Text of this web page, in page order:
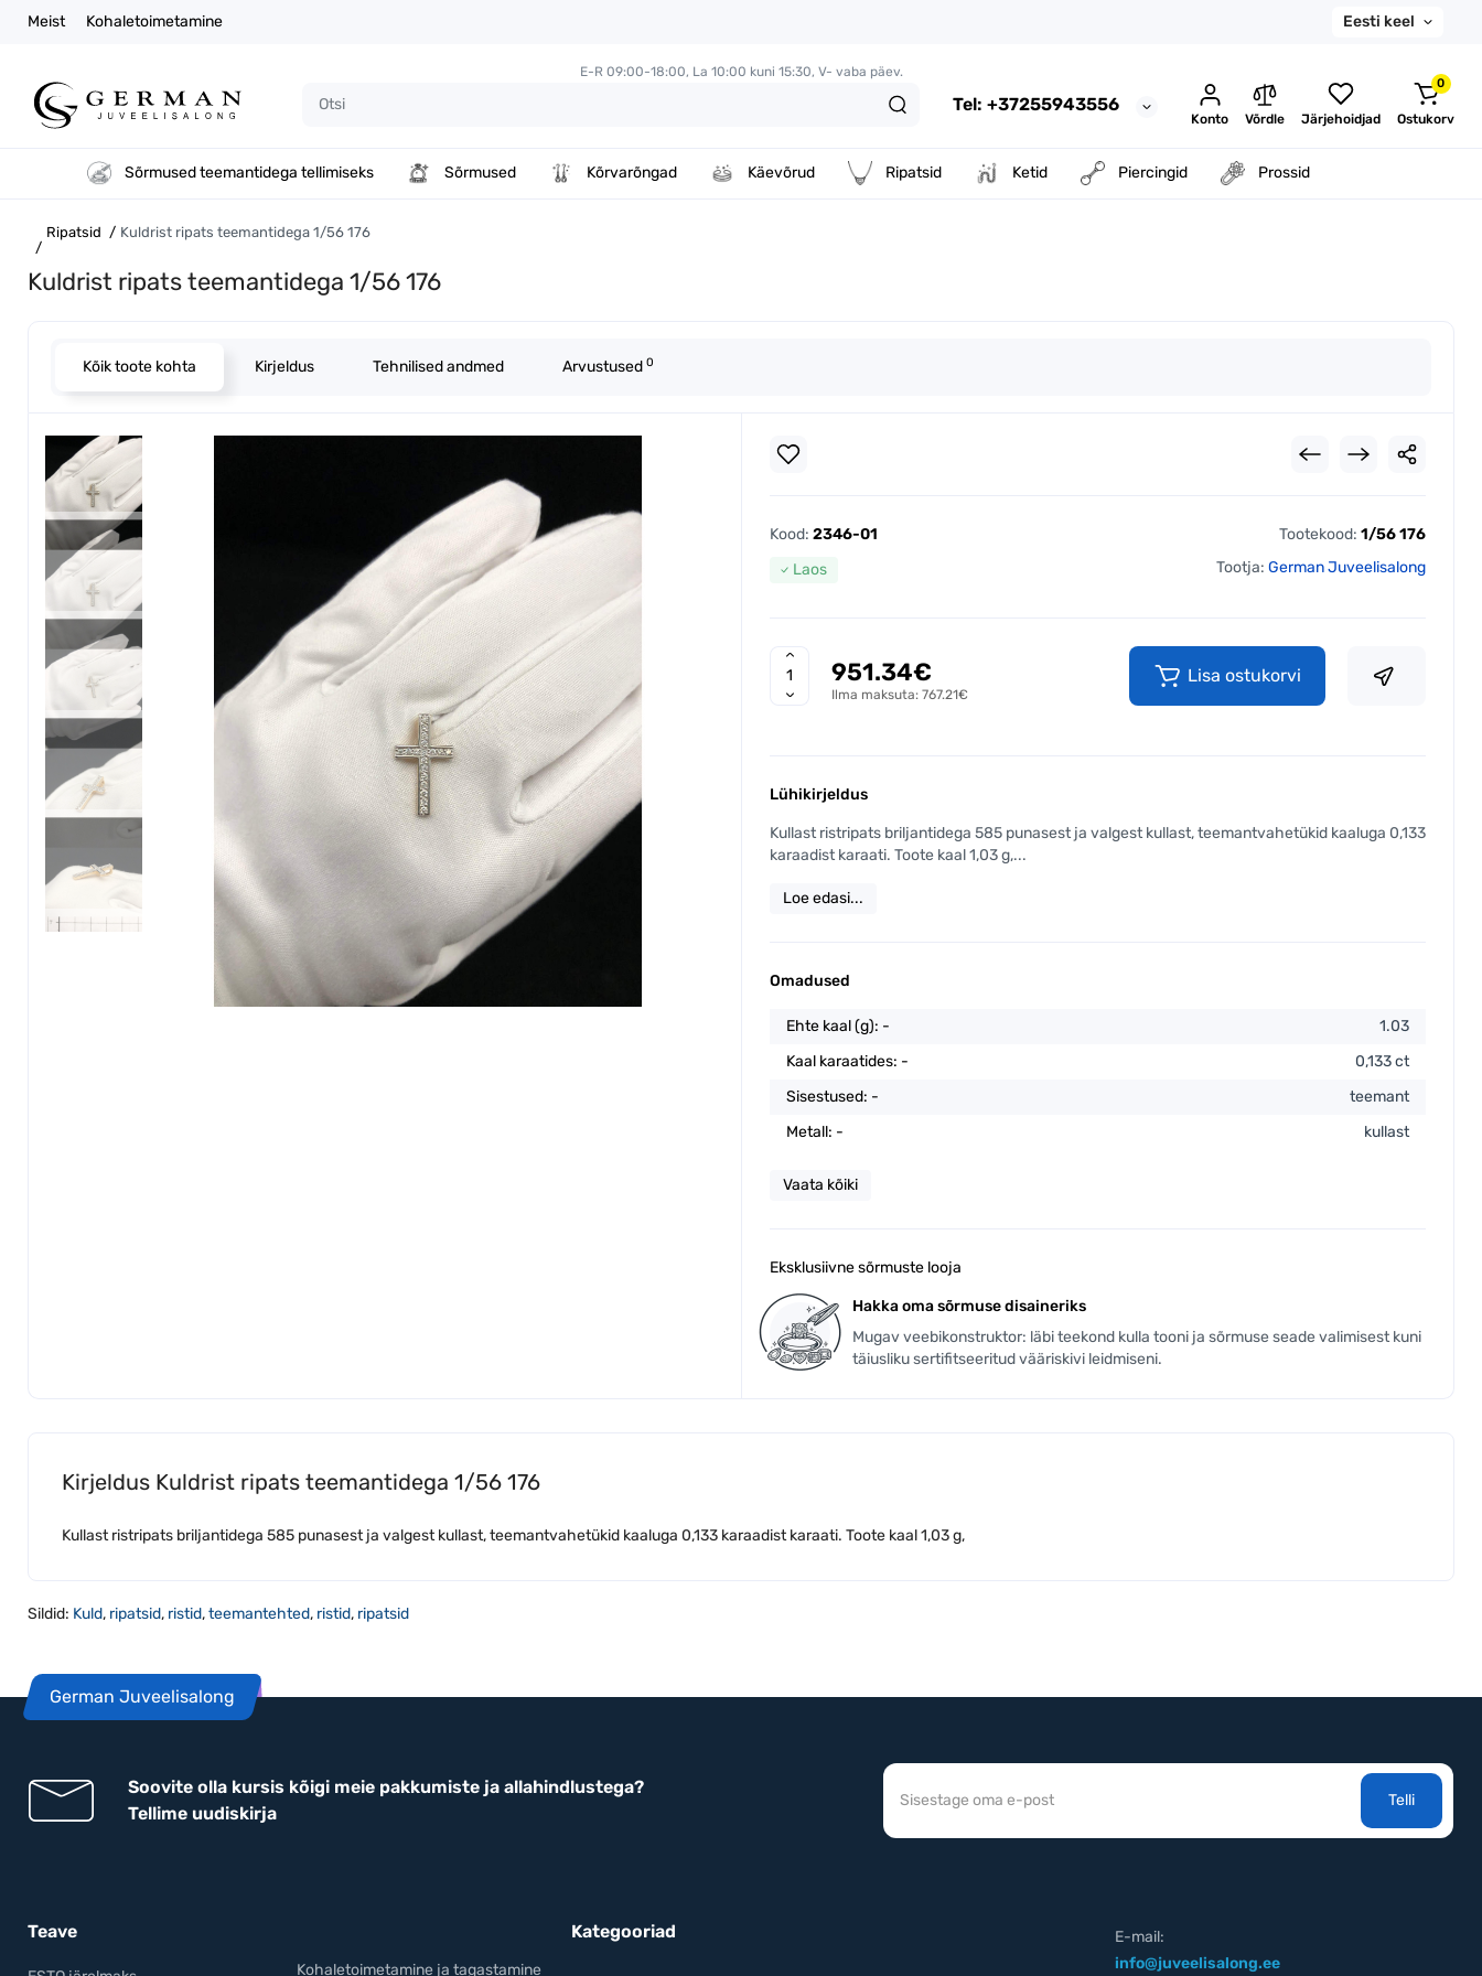
Meist Kohaletoimetamine Eesti keel
E-R 09:00-18:00, La 10:00 kuni 15:30, V- vaba päev.
Tel: +37255943556
Konto Võrdle Järjehoidjad
0
Ostukorv
Sõrmused teemantidega tellimiseks Sõrmused Kõrvarõngad Käevõrud Ripatsid Ketid Piercingid Prossid
Ripatsid Kuldrist ripats teemantidega 1/56 176
Kuldrist ripats teemantidega 1/56 176
Kõik toote kohta Kirjeldus Tehnilised andmed Arvustused 0
Kood: 2346-01 Tootekood: 1/56 176
Tootja: German Juveelisalong
Laos
951.34€
Ilma maksuta: 767.21€
Lisa ostukorvi
Lühikirjeldus
Kullast ristripats briljantidega 585 punasest ja valgest kullast, teemantvahetükid kaaluga 0,133
karaadist karaati. Toote kaal 1,03 g,...
Loe edasi...
Omadused
Ehte kaal (g): -
1.03
Kaal karaatides: -
0,133 ct
Sisestused: -
teemant
Metall: -
kullast
Vaata kõiki
Eksklusiivne sõrmuste looja
Hakka oma sõrmuse disaineriks
Mugav veebikonstruktor: läbi teekond kulla tooni ja sõrmuse seade valimisest kuni
täiusliku sertifitseeritud vääriskivi leidmiseni.
Kirjeldus Kuldrist ripats teemantidega 1/56 176
Kullast ristripats briljantidega 585 punasest ja valgest kullast, teemantvahetükid kaaluga 0,133 karaadist karaati. Toote kaal 1,03 g,
Sildid: Kuld, ripatsid, ristid,teemantehted, ristid, ripatsid
German Juveelisalong
Soovite olla kursis kõigi meie pakkumiste ja allahindlustega?
Tellime uudiskirja
Telli
Teave
Kohaletoimetamine ja tagastamine
Kategooriad
E-mail:
info@juveelisalong.ee